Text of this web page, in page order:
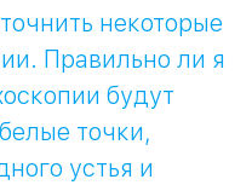
СЗАО
18
некоторые
Правильно ли я
будут
точки,
устья и